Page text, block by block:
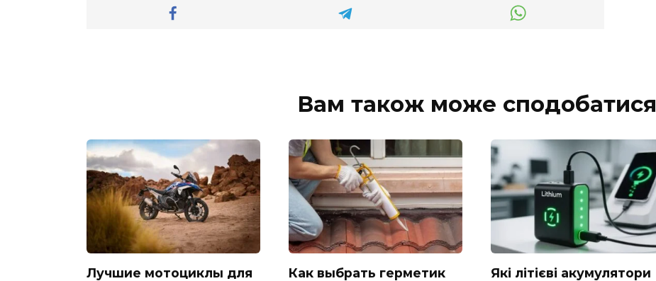
Вам також може сподобатися
Лучшие мотоциклы для
Как выбрать герметик
Які літієві акумулятори